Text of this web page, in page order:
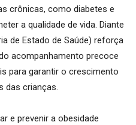
crônicas, como diabetes e
a qualidade de vida. Diante
de Estado de Saúde) reforça
acompanhamento precoce
para garantir o crescimento
das crianças.
e prevenir a obesidade